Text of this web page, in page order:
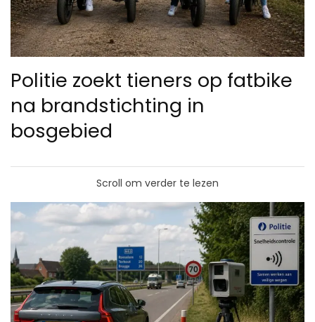
Politie zoekt tieners op fatbike
na brandstichting in
bosgebied
Scroll om verder te lezen